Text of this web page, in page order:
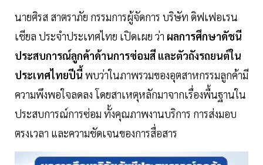
นายศิรส สาตราภัย กรรมการผู้จัดการ บริษัท ดิฟเฟอเรน
เชียล ประจำประเทศไทย เปิดเผย ว่า ผลการศึกษาดัชนี
ประสบการณ์ลูกค้าด้านการซ่อมสี และตัวถังรถยนต์ใน
ประเทศไทยปีนี้ พบว่าในภาพรวมของอุตสาหกรรมลูกค้ามี
ความพึงพอใจลดลง โดยสาเหตุหลักมาจากเรื่องพื้นฐานใน
ประสบการณ์การซ่อม ทั้งคุณภาพงานบริการ การส่งมอบ
ตรงเวลา และความชัดเจนของการสื่อสาร